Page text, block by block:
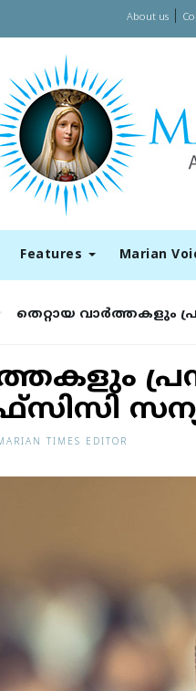
About us|
Features Marian
തെ​റ്റാ​യ വാ​ർ​ത്ത​ക​ളും
TIMES EDITOR